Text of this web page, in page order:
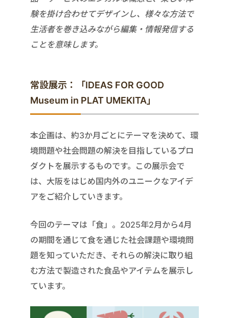
験を掛け合わせてデザインし、様々な方法で
生活者を巻き込みながら編集・情報発信する
ことを意味します。
常設展示：「IDEAS FOR GOOD
Museum in PLAT UMEKITA」
本企画は、約3か月ごとにテーマを決めて、環
境問題や社会問題の解決を目指しているプロ
ダクトを展示するものです。この展示会で
は、大阪をはじめ国内外のユニークなアイデ
アをご紹介していきます。
今回のテーマは「食」。2025年2月から4月
の期間を通じて食を通じた社会課題や環境問
題を知っていただき、それらの解決に取り組
む方法で製造された食品やアイテムを展示し
ています。